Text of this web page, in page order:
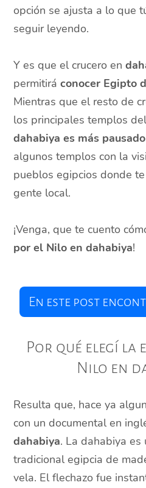
opción se ajusta a lo que
seguir leyendo.
Y es que el crucero en
permitiráconocer Egipto
Mientras que el resto de
los principales templos
dahabiya es más pausado
algunos templos con la
pueblos egipcios donde
gente local.
¡Venga, que te cuento
por el Nilo en dahabiya!
Por qué elegí la
Nilo en
Resulta que, hace ya
con un documental en
dahabiya. La dahabiya es
tradicional egipcia de
vela. El flechazo fue